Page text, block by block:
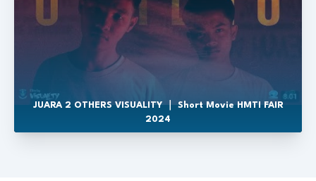
JUARA 2 OTHERS VISUALITY ｜ Short Movie HMTI FAIR
2024